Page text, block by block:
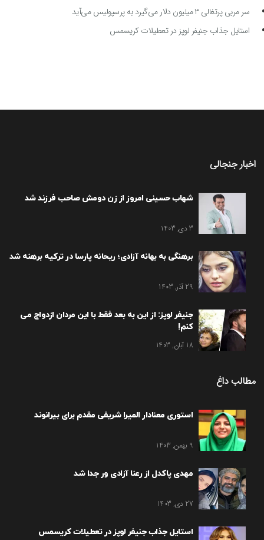
سر مربی پرتغالی ۳ میلیون دلار می‌گیرد به پرسپولیس می‌آید
استایل جذاب جنیفر لوپز در تعطیلات کریسمس
اخبار جنجالی
شهاب حسینی امروز از زن دومش صاحب فرزند شد
3 دی, 1403
برهنگی به بهانه آزادی؛ ریحانه پارسا در ترکیه برهنه شد
29 آذر, 1403
جنیفر لوپز: از این به بعد فقط با این مردان ازدواج می
کنم!
18 آبان, 1403
مطالب داغ
استوری معنادار المیرا شریفی مقدم برای بیرانوند
9 بهمن, 1403
مهدی پاکدل از رعنا آزادی ور جدا شد
27 دی, 1403
استایل جذاب جنیفر لوپز در تعطیلات کریسمس